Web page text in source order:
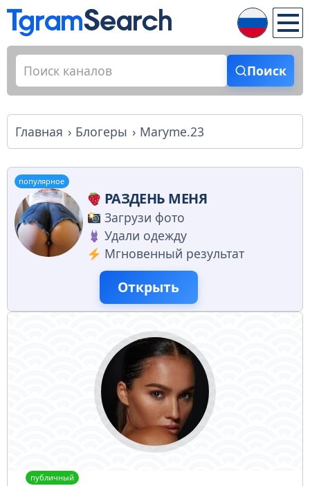
Поиск
Главная Блогеры Maryme.23
популярное
РАЗДЕНЬ МЕНЯ
Загрузи фото
Удали одежду
Мгновенный результат
Открыть
публичный